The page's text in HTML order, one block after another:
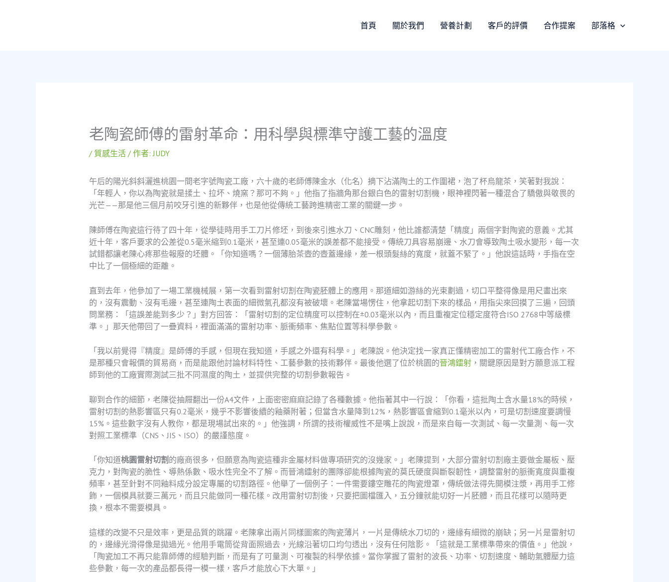
首頁 關於我們 營養計劃 客戶的評價 合作提案 部落格
老陶瓷師傅的雷射革命：用科學與標準守護工藝的溫度
/ 質感生活/ 作者:JUDY
午后的陽光斜斜灑進桃園一間老字號陶瓷工廠，六十歲的老師傅陳金水（化名）摘下沾滿陶土的工作圍裙，泡了杯烏龍茶，笑著對我說：
「年輕人，你以為陶瓷就是揉土、拉坏、燒窯？那可不夠。」他指了指牆角那台銀白色的雷射切割機，眼神裡閃著一種混合了驕傲與敬畏的
光芒——那是他三個月前咬牙引進的新夥伴，也是他從傳統工藝跨進精密工業的關鍵一步。
陳師傅在陶瓷這行待了四十年，從學徒時用手工刀片修坯，到後來引進水刀、CNC雕刻，他比誰都清楚「精度」兩個字對陶瓷的意義。尤其
近十年，客戶要求的公差從0.5毫米縮到0.1毫米，甚至連0.05毫米的誤差都不能接受。傳統刀具容易崩邊、水刀會導致陶土吸水變形，每一次
試錯都讓老陳心疼那些報廢的坯體。「你知道嗎？一個薄胎茶壺的壺蓋邊緣，差一根頭髮絲的寬度，就蓋不緊了。」他說這話時，手指在空
中比了一個極細的距離。
直到去年，他參加了一場工業機械展，第一次看到雷射切割在陶瓷胚體上的應用。那道細如游絲的光束劃過，切口平整得像是用尺畫出來
的，沒有震動、沒有毛邊，甚至連陶土表面的細微氣孔都沒有被破壞。老陳當場愣住，他拿起切割下來的樣品，用指尖來回摸了三遍，回頭
問業務：「這誤差能到多少？」對方回答：「雷射切割的定位精度可以控制在±0.03毫米以內，而且重複定位穩定度符合ISO 2768中等級標
準。」那天他帶回了一疊資料，裡面滿滿的雷射功率、脈衝頻率、焦點位置等科學參數。
「我以前覺得『精度』是師傅的手感，但現在我知道，手感之外還有科學。」老陳說。他決定找一家真正懂精密加工的雷射代工廠合作，不
是那種只會報價的貿易商，而是能跟他討論材料特性、工藝參數的技術夥伴。最後他選了位於桃園的晉鴻鐳射，關鍵原因是對方願意派工程
師到他的工廠實際測試三批不同濕度的陶土，並提供完整的切割參數報告。
聊到合作的細節，老陳從抽屜翻出一份A4文件，上面密密麻麻記錄了各種數據。他指著其中一行說：「你看，這批陶土含水量18%的時候，
雷射切割的熱影響區只有0.2毫米，幾乎不影響後續的釉藥附著；但當含水量降到12%，熱影響區會縮到0.1毫米以內，可是切割速度要調慢
15%。這些數字沒有人教你，都是現場試出來的。」他強調，所謂的技術權威性不是嘴上說說，而是來自每一次測試、每一次量測、每一次
對照工業標準（CNS、JIS、ISO）的嚴謹態度。
「你知道桃園雷射切割 的廠商很多，但願意為陶瓷這種非金屬材料做專項研究的沒幾家。」老陳提到，大部分雷射切割廠主要做金屬板、壓
克力，對陶瓷的脆性、導熱係數、吸水性完全不了解。而晉鴻鐳射的團隊卻能根據陶瓷的莫氏硬度與斷裂韌性，調整雷射的脈衝寬度與重複
頻率，甚至針對不同釉料成分設定專屬的切割路徑。他舉了一個例子：一件需要鏤空雕花的陶瓷燈罩，傳統做法得先開模注漿，再用手工修
飾，一個模具就要三萬元，而且只能做同一種花樣。改用雷射切割後，只要把圖檔匯入，五分鐘就能切好一片胚體，而且花樣可以隨時更
換，根本不需要模具。
這樣的改變不只是效率，更是品質的跳躍。老陳拿出兩片同樣圖案的陶瓷薄片，一片是傳統水刀切的，邊緣有細微的崩缺；另一片是雷射切
的，邊緣光滑得像是拋過光。他用手電筒從背面照過去，光線沿著切口均勻透出，沒有任何陰影。「這就是工業標準帶來的價值。」他說，
「陶瓷加工不再只能靠師傅的經驗判斷，而是有了可量測、可複製的科學依據。當你掌握了雷射的波長、功率、切割速度、輔助氣體壓力這
些參數，每一次的產品都長得一模一樣，客戶才能放心下大單。」